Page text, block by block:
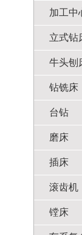
加工中
立式钻
牛头刨
钻铣床
台钻
磨床
插床
滚齿机
镗床